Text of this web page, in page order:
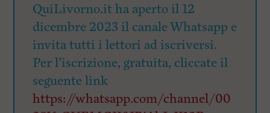
QuiLivorno.it ha aperto il 12
dicembre 2023 il canale Whatsapp e
invita tutti i lettori ad iscriversi.
Per l’iscrizione, gratuita, cliccate il
seguente link
https://whatsapp.com/channel/00